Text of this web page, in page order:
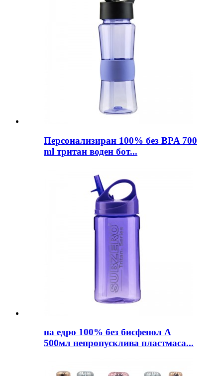
Персонализиран 100% без BPA 700
ml тритан воден бот...
на едро 100% без бисфенол А
500мл непропусклива пластмаса...